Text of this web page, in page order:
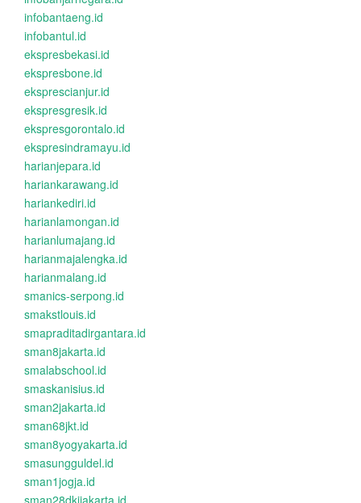
infobantaeng.id
infobantul.id
ekspresbekasi.id
ekspresbone.id
eksprescianjur.id
ekspresgresik.id
ekspresgorontalo.id
ekspresindramayu.id
harianjepara.id
hariankarawang.id
hariankediri.id
harianlamongan.id
harianlumajang.id
harianmajalengka.id
harianmalang.id
smanics-serpong.id
smakstlouis.id
smapraditadirgantara.id
sman8jakarta.id
smalabschool.id
smaskanisius.id
sman2jakarta.id
sman68jkt.id
sman8yogyakarta.id
smasungguldel.id
sman1jogja.id
sman28dkijakarta.id